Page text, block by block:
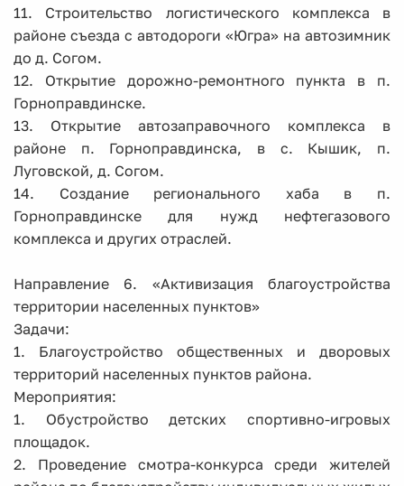
11. Строительство логистического комплекса в
районе съезда с автодороги «Югра» на автозимник
до д. Согом.
12. Открытие дорожно-ремонтного пункта в п.
Горноправдинске.
13. Открытие автозаправочного комплекса в
районе п. Горноправдинска, в с. Кышик, п.
Луговской, д. Согом.
14. Создание регионального хаба в п.
Горноправдинске для нужд нефтегазового
комплекса и других отраслей.
Направление 6. «Активизация благоустройства
территории населенных пунктов»
Задачи:
1. Благоустройство общественных и дворовых
территорий населенных пунктов района.
Мероприятия:
1. Обустройство детских спортивно-игровых
площадок.
2. Проведение смотра-конкурса среди жителей